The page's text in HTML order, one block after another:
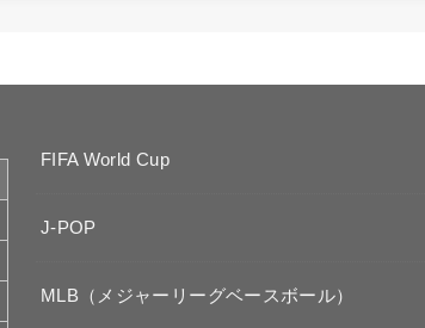
FIFA World Cup
J-POP
MLB（メジャーリーグベースボール）